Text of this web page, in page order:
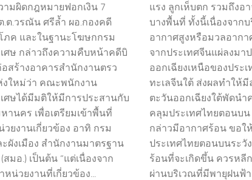
ามผิดกฎหมายฟอกเงิน 7
.ต.วรณัน ศรีล้ำ ผอ.กองคดี
ภค และในฐานะโฆษกกรม
ศษ กล่าวถึงความคืบหน้าคดีบิ
สร้างอาคารสำนักงานตรว
งใหม่ว่า คณะพนักงาน
ศษได้มีมติให้มีการประสานกับ
านคร เพื่อเตรียมเข้าพื้นที่
ยงานเกี่ยวข้อง อาทิ กรม
ผังเมือง สำนักงานมาตรฐาน
มอ.) เป็นต้น “แต่เนื่องจาก
น่วยงานที่เกี่ยวข้อง...
แรง ลูกเห็บตก รวมถึงอ
บางพื้นที่ ทั้งนี้เนื่องจาก
อากาศสูงหรือมวลอากา
จากประเทศจีนแผ่ลงม
ออกเฉียงเหนือของประ
ทะเลจีนใต้ ส่งผลทำให้
ตะวันออกเฉียงใต้พัดน
คลุมประเทศไทยตอนบ
กล่าวมีอากาศร้อน ขอใ
ประเทศไทยตอนบนระวั
ร้อนที่จะเกิดขึ้น ควรหลี
ผ่านบริเวณที่มีพายุฝนฟ้